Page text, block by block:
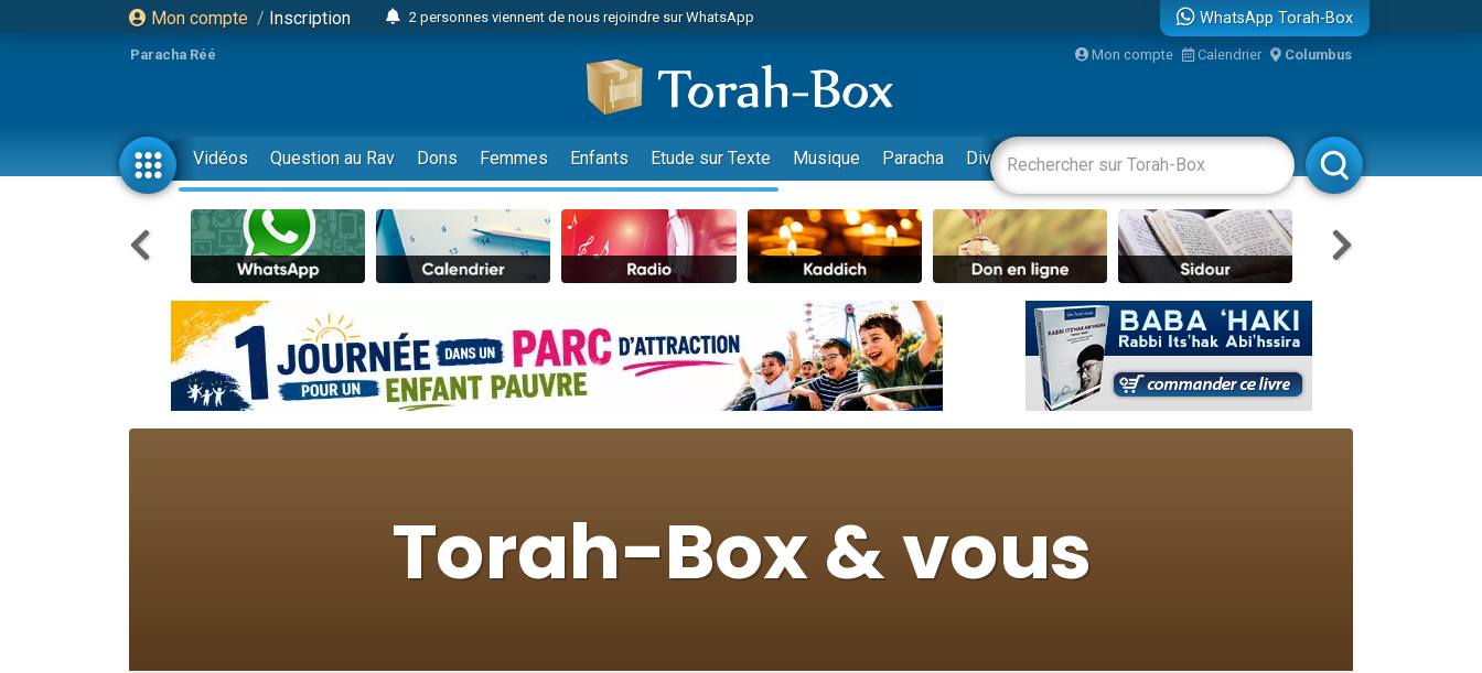
Mon compte / Inscription
2 personnes viennent de nous rejoindre sur WhatsApp
2 nouvelles musiques dans Torah-Box Music
8 personnes viennent de faire un don pour Tsédaka : pauvres d'Israel
4 personnes viennent de faire un don pour Diane, 80 ans, dans un appartement insalubre
Nouvelle émission radio : Visions de grandeur n°104 : Le Chabbath et le Birkat Hamazone à travers le temps
61 personnes viennent de demander une bénédiction
39 personnes viennent de faire un don pour Sauvez la jambe de Yohan
Il reste 49 places pour étudier en groupe sur Zoom
Nathaniel vient de donner son Maasser
6 personnes viennent de faire un don pour 5 enfants déjà orphelins risquent de perdre leur maman
2 personnes viennent de faire un don pour Reloger Rivka, 6 enfants, victime de violences...
2 personnes viennent de nous rejoindre sur WhatsApp
2 personnes viennent de nous rejoindre sur WhatsApp
WhatsApp Torah-Box
Paracha Réé Mon compte Calendrier Columbus
Vidéos Question au Rav Dons Femmes Enfants Etude sur Texte Musique Paracha Divertissements Livres Rabbanim